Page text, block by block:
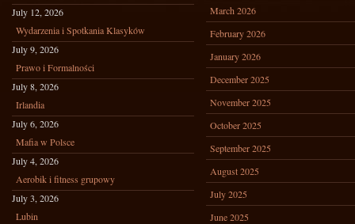
July 12, 2026
Wydarzenia i Spotkania Klasyków
July 9, 2026
Prawo i Formalności
July 8, 2026
Irlandia
July 6, 2026
Mafia w Polsce
July 4, 2026
Aerobik i fitness grupowy
July 3, 2026
Lubin
March 2026
February 2026
January 2026
December 2025
November 2025
October 2025
September 2025
August 2025
July 2025
June 2025